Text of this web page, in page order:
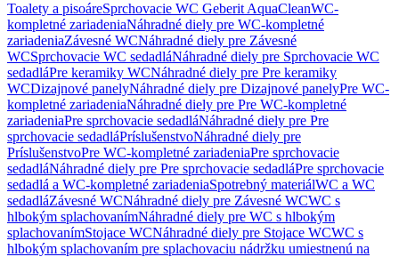
Toalety a pisoáreSprchovacie WC Geberit AquaCleanWC-
kompletné zariadeniaNáhradné diely pre WC-kompletné
zariadeniaZávesné WCNáhradné diely pre Závesné
WCSprchovacie WC sedadláNáhradné diely pre Sprchovacie WC
sedadláPre keramiky WCNáhradné diely pre Pre keramiky
WCDizajnové panelyNáhradné diely pre Dizajnové panelyPre WC-
kompletné zariadeniaNáhradné diely pre Pre WC-kompletné
zariadeniaPre sprchovacie sedadláNáhradné diely pre Pre
sprchovacie sedadláPríslušenstvoNáhradné diely pre
PríslušenstvoPre WC-kompletné zariadeniaPre sprchovacie
sedadláNáhradné diely pre Pre sprchovacie sedadláPre sprchovacie
sedadlá a WC-kompletné zariadeniaSpotrebný materiálWC a WC
sedadláZávesné WCNáhradné diely pre Závesné WCWC s
hlbokým splachovanímNáhradné diely pre WC s hlbokým
splachovanímStojace WCNáhradné diely pre Stojace WCWC s
hlbokým splachovaním pre splachovaciu nádržku umiestnenú na